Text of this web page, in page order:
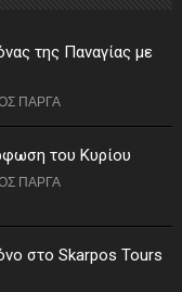
της Παναγίας με
ΠΑΡΓΑ
του Κυρίου
ΠΑΡΓΑ
στο Skarpos Tours